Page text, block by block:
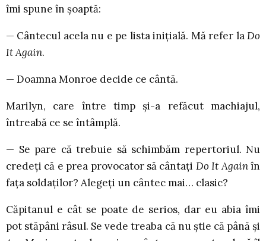
îmi spune în șoaptă:
— Cântecul acela nu e pe lista inițială. Mă refer laDo
It Again.
— Doamna Monroe decide ce cântă.
Marilyn, care între timp și-a refăcut machiajul,
întreabă ce se întâmplă.
— Se pare că trebuie să schimbăm repertoriul. Nu
credeți că e prea provocator să cântați Do It Againîn
fața soldaților? Alegeți un cântec mai… clasic?
Căpitanul e cât se poate de serios, dar eu abia îmi
pot stăpâni râsul. Se vede treaba că nu știe că până și